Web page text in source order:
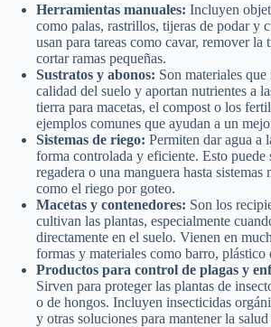
Herramientas manuales: Incluyen
como palas, rastrillos, tijeras de podar y
usan para tareas como cavar, remover la
cortar ramas pequeñas.
Sustratos y abonos: Son materiales que
calidad del suelo y aportan nutrientes a
tierra para macetas, el compost o los
ejemplos comunes que ayudan a un
Sistemas de riego: Permiten dar agua a
forma controlada y eficiente. Esto puede
regadera o una manguera hasta sistemas
como el riego por goteo.
Macetas y contenedores: Son los
cultivan las plantas, especialmente
directamente en el suelo. Vienen en
formas y materiales como barro, plástico
Productos para control de plagas y
Sirven para proteger las plantas de
o de hongos. Incluyen insecticidas
y otras soluciones para mantener la